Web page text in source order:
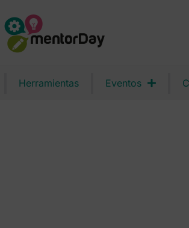
Herramientas Eventos